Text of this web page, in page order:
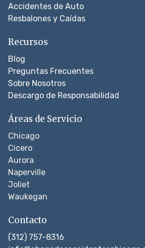
Accidentes de Auto
Resbalones y Caídas
Recursos
Blog
Preguntas Frecuentes
Sobre Nosotros
Descargo de Responsabilidad
Áreas de Servicio
Chicago
Cicero
Aurora
Naperville
Joliet
Waukegan
Contacto
(312) 757-8316